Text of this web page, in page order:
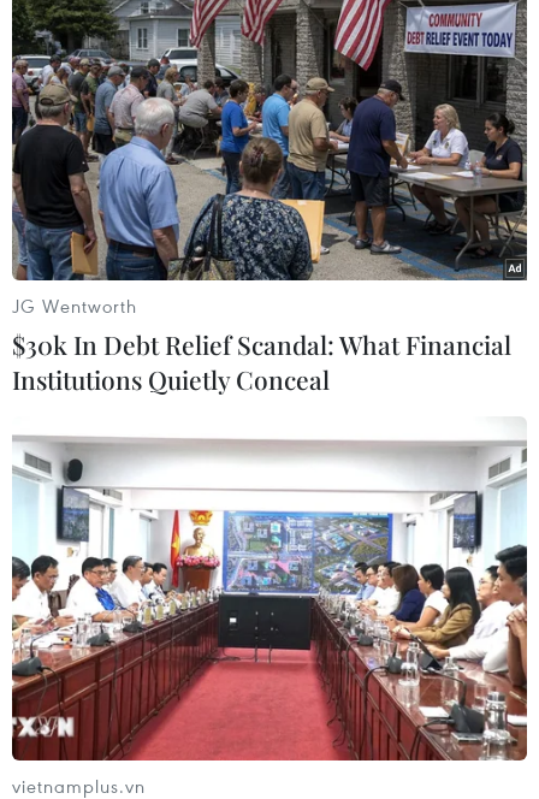
Thuyền đánh cá của ngư dân đi qua hang Mắt Rồng trên
đường về lạch Quèn. (Ảnh: Xuân Tiến/TTXVN)
Thuyền đánh cá của ngư dân Quỳnh Lưu ra khơi men theo các
rặng núi đá. (Ảnh: Xuân Tiến/TTXVN)
JG Wentworth
$30k In Debt Relief Scandal: What Financial
Institutions Quietly Conceal
vietnamplus.vn